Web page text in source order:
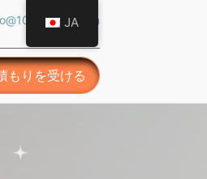
もりを受ける
JA